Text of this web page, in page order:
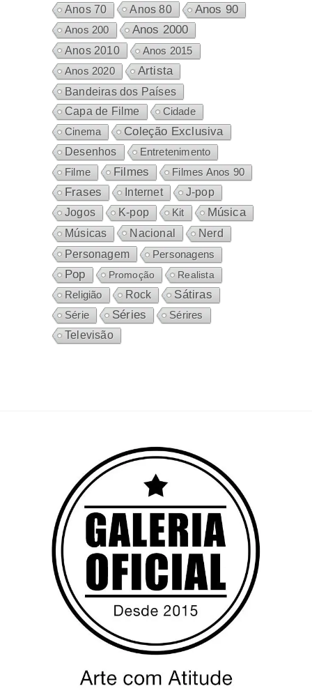
Anos 70
Anos 80 Anos 90
Anos 200 Anos 2000
Anos 2010 Anos 2015
Anos 2020 Artista
Bandeiras dos Países
Capa de Filme
Cidade
Cinema
Coleção Exclusiva
Desenhos
Entretenimento
Filme
Filmes Filmes Anos 90
Frases Internet
J-pop
Jogos
K-pop Kit Música
Músicas Nacional Nerd
Personagem Personagens
Pop Promoção
Realista
Religião
Rock Sátiras
Série Séries
Sérires
Televisão